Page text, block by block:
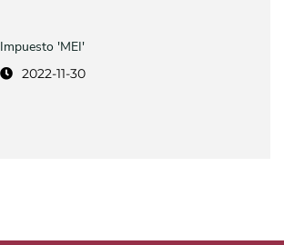
Impuesto 'MEI'
2022-11-30